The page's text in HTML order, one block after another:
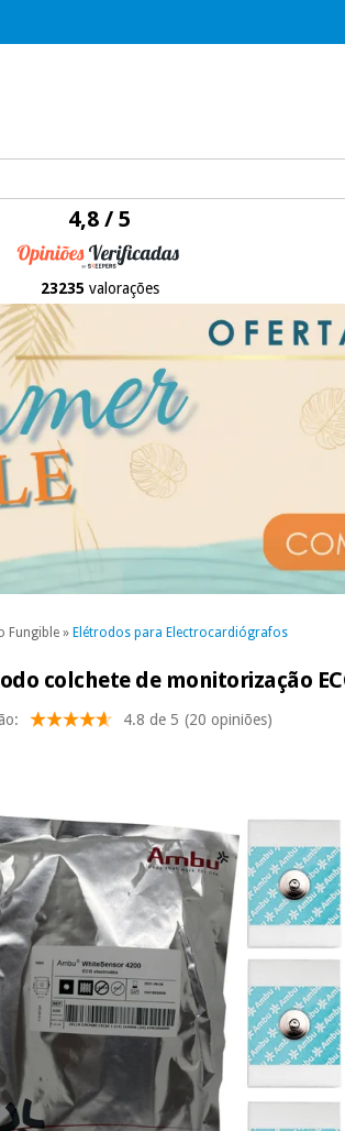
4,8 / 5
23235 valorações
Fungible » Elétrodos para Electrocardiógrafos
colchete de monitorização
4.8 de 5 (20 opiniões)